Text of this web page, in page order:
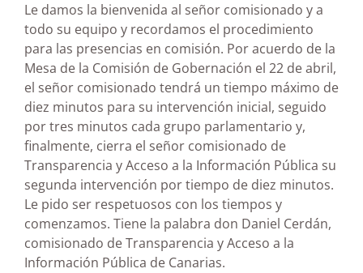
Le damos la bienvenida al señor comisionado y a
todo su equipo y recordamos el procedimiento
para las presencias en comisión. Por acuerdo de la
Mesa de la Comisión de Gobernación el 22 de abril,
el señor comisionado tendrá un tiempo máximo de
diez minutos para su intervención inicial, seguido
por tres minutos cada grupo parlamentario y,
finalmente, cierra el señor comisionado de
Transparencia y Acceso a la Información Pública su
segunda intervención por tiempo de diez minutos.
Le pido ser respetuosos con los tiempos y
comenzamos. Tiene la palabra don Daniel Cerdán,
comisionado de Transparencia y Acceso a la
Información Pública de Canarias.